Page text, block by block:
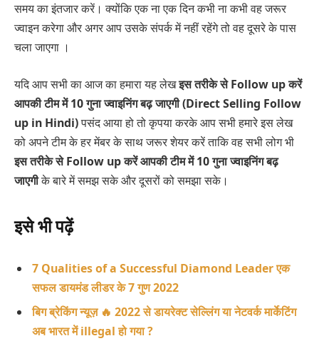
समय का इंतजार करें। क्योंकि एक ना एक दिन कभी ना कभी वह जरूर
ज्वाइन करेगा और अगर आप उसके संपर्क में नहीं रहेंगे तो वह दूसरे के पास
चला जाएगा ।
यदि आप सभी का आज का हमारा यह लेखइस तरीके से Follow up करें
आपकी टीम में 10 गुना ज्वाइनिंग बढ़ जाएगी(Direct Selling Follow
up in Hindi)पसंद आया हो तो कृपया करके आप सभी हमारे इस लेख
को अपने टीम के हर मेंबर के साथ जरूर शेयर करें ताकि वह सभी लोग भी
इस तरीके से Follow up करें आपकी टीम में 10 गुना ज्वाइनिंग बढ़
जाएगीके बारे में समझ सके और दूसरों को समझा सके।
इसे भी पढ़ें
7 Qualities of a Successful Diamond Leader एक
सफल डायमंड लीडर के 7 गुण 2022
बिग ब्रेकिंग न्यूज़ 🔥 2022 से डायरेक्ट सेल्लिंग या नेटवर्क मार्केटिंग
अब भारत में illegal हो गया ?